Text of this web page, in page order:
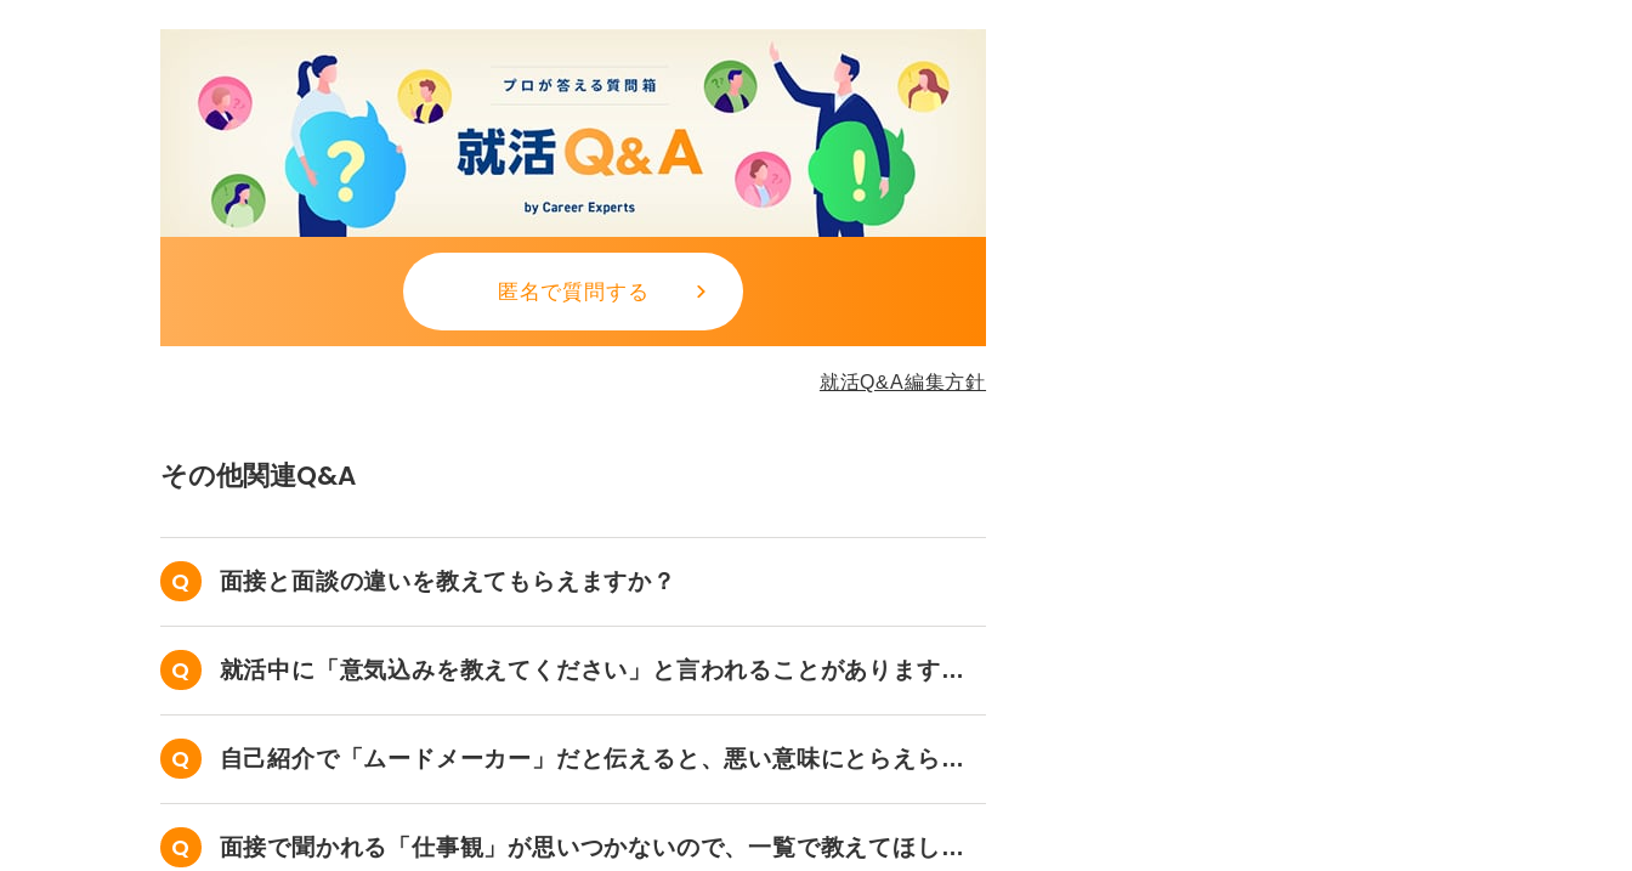
匿名で質問する
就活Q&A編集方針
その他関連Q&A
面接と面談の違いを教えてもらえますか？
就活中に「意気込みを教えてください」と言われることがあります
が、どういう意味ですか？
自己紹介で「ムードメーカー」だと伝えると、悪い意味にとらえられ
ますか？
面接で聞かれる「仕事観」が思いつかないので、一覧で教えてほしい